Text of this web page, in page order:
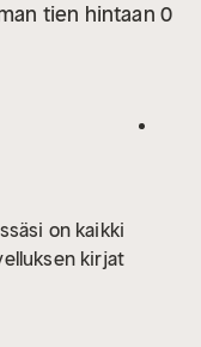
tien hintaan 0 €
on kaikki
kirjat